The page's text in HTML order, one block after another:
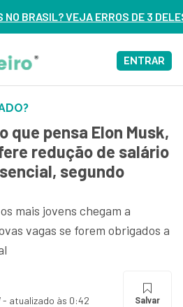
3 DELES – ASSISTA AGORA
ENTRAR
que pensa Elon Musk,
redução de salário
segundo
mais jovens chegam a
vagas se forem obrigados a
- atualizado às 0:42 Salvar